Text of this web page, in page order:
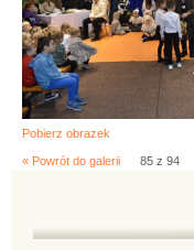
Pobierz obrazek
« Powrót do galerii 85 z 94